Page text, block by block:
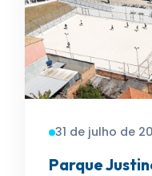
31 de julho de
Parque